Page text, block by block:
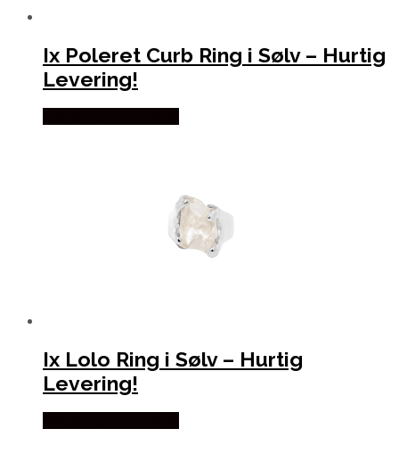
Ix Poleret Curb Ring i Sølv – Hurtig
Levering!
Ix Lolo Ring i Sølv – Hurtig
Levering!